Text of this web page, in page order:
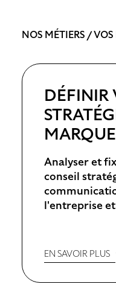
NOS MÉTIERS / VOS
DÉFINIR
MARQUE
Analyser et
conseil
l'entreprise
EN SAVOIR PLUS